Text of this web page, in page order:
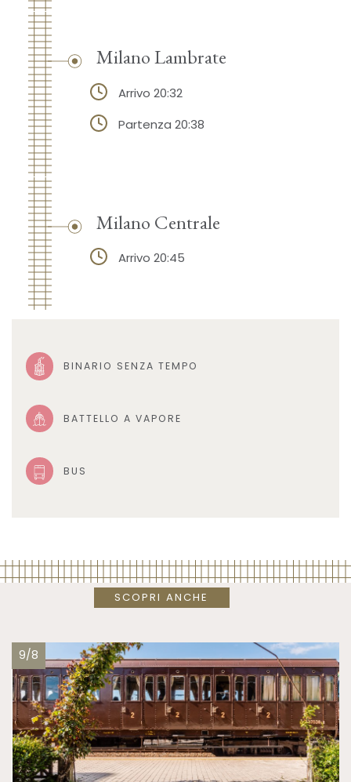
Milano Lambrate
Arrivo 20:32
Partenza 20:38
Milano Centrale
Arrivo 20:45
BINARIO SENZA TEMPO
BATTELLO A VAPORE
BUS
SCOPRI ANCHE
9/8